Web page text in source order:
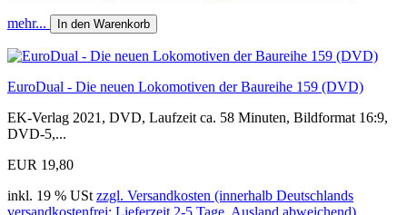
mehr... In den Warenkorb
EuroDual - Die neuen Lokomotiven der Baureihe 159 (DVD)
EK-Verlag 2021, DVD, Laufzeit ca. 58 Minuten, Bildformat 16:9,
DVD-5,...
EUR 19,80
inkl. 19 % USt zzgl. Versandkosten (innerhalb Deutschlands
versandkostenfrei; Lieferzeit 2-5 Tage, Ausland abweichend)